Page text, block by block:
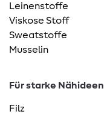
Leinenstoffe
Viskose Stoff
Sweatstoffe
Musselin
Für starke Nähideen
Filz